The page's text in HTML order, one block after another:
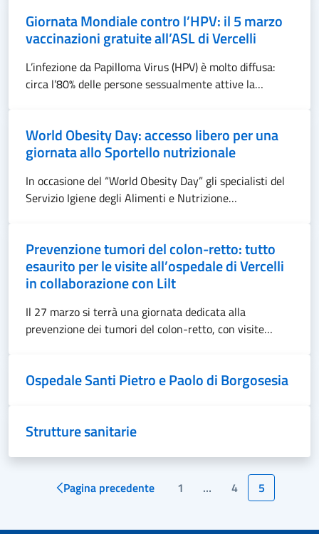
Giornata Mondiale contro l’HPV: il 5 marzo
vaccinazioni gratuite all’ASL di Vercelli
L’infezione da Papilloma Virus (HPV) è molto diffusa:
circa l’80% delle persone sessualmente attive la…
World Obesity Day: accesso libero per una
giornata allo Sportello nutrizionale
In occasione del “World Obesity Day” gli specialisti del
Servizio Igiene degli Alimenti e Nutrizione…
Prevenzione tumori del colon-retto: tutto
esaurito per le visite all’ospedale di Vercelli
in collaborazione con Lilt
Il 27 marzo si terrà una giornata dedicata alla
prevenzione dei tumori del colon-retto, con visite…
Ospedale Santi Pietro e Paolo di Borgosesia
Strutture sanitarie
Paginazione
Pagina precedente Page
1 … Page
4 Page
5